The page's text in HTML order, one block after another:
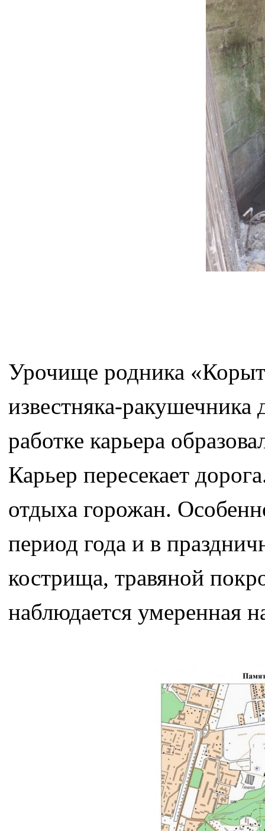
Урочище родника
известняка-ракушечника
работке карьера
Карьер пересекает
отдыха горожан.
период года и в
кострища, травяной
наблюдается умеренная